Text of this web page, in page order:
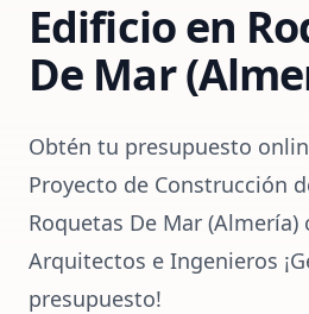
Edificioen
De Mar
Obtén tu presupuesto
Proyecto de Construcción
Roquetas De Mar
Arquitectos e Ingenieros
presupuesto!